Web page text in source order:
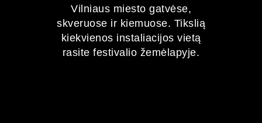
Vilniaus miesto gatvėse,
skveruose ir kiemuose. Tikslią
kiekvienos instaliacijos vietą
rasite festivalio žemėlapyje.